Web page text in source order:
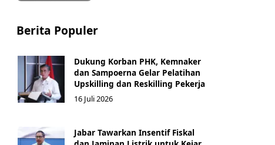
Berita Populer
Dukung Korban PHK, Kemnaker
dan Sampoerna Gelar Pelatihan
Upskilling dan Reskilling Pekerja
16 Juli 2026
Jabar Tawarkan Insentif Fiskal